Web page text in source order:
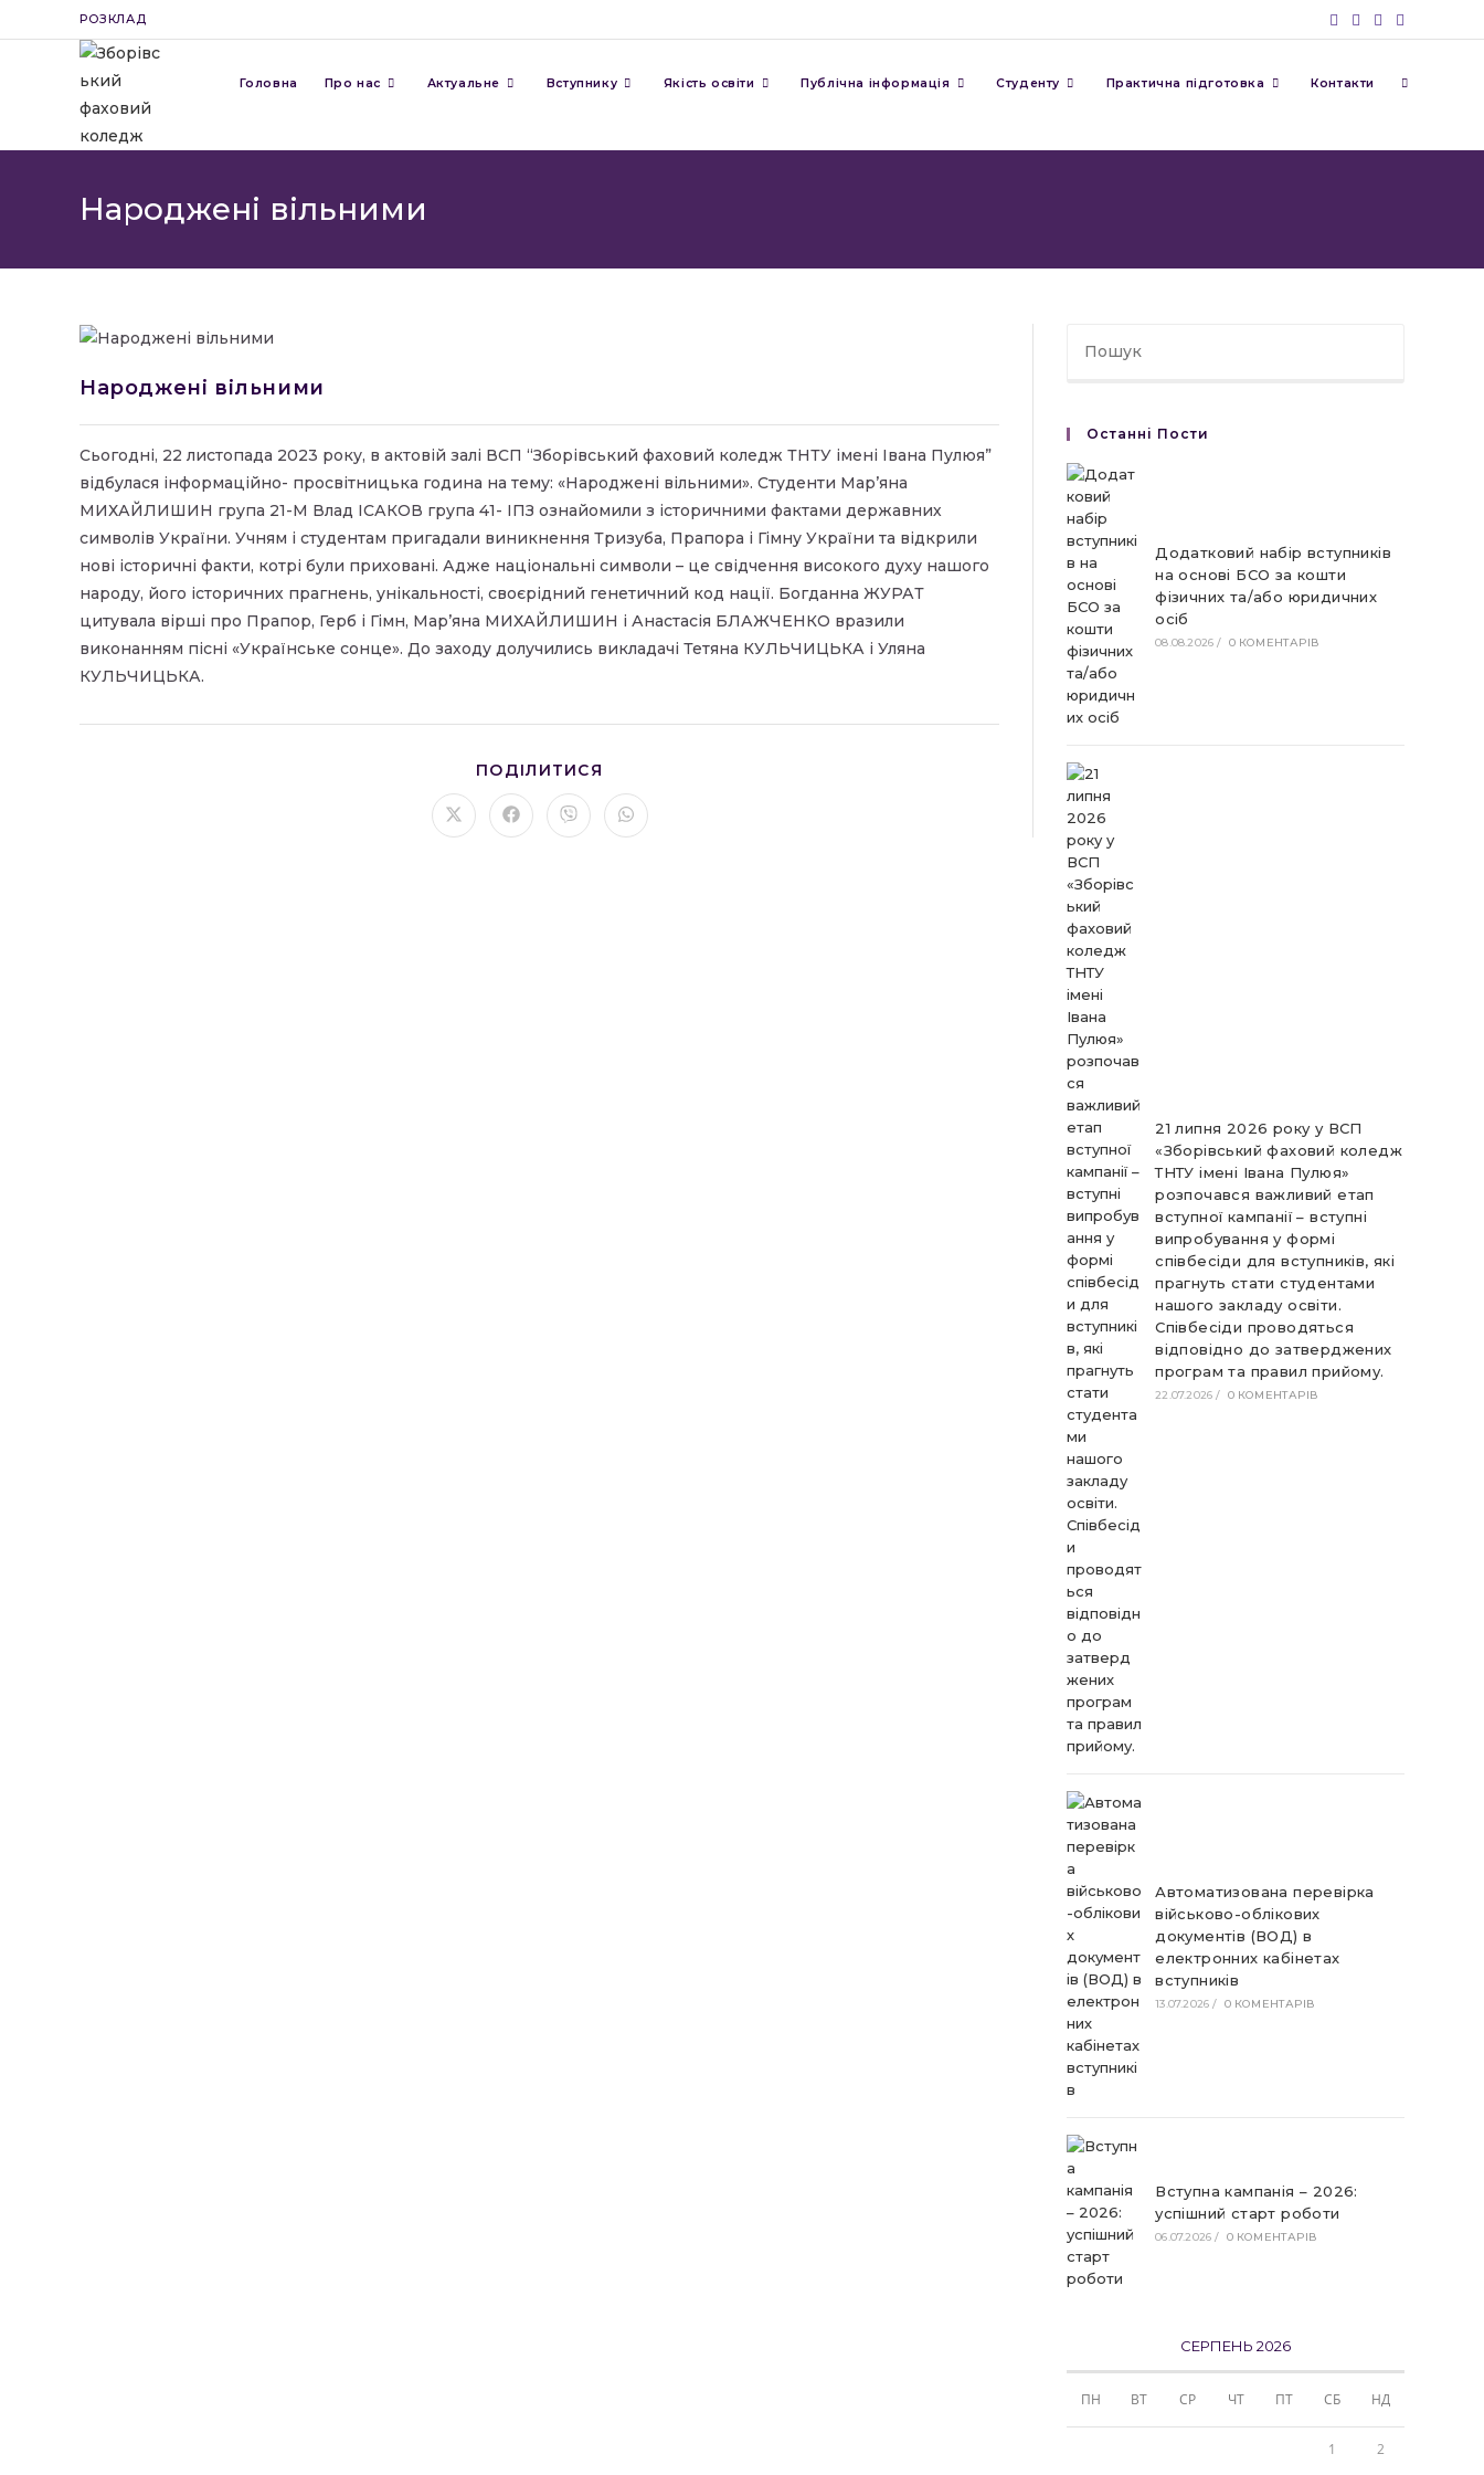
до
РОЗКЛАД
Головна Про нас Актуальне Вступнику Якість освіти Публічна інформація Студенту Практична підготовка Контакти
Народжені вільними
Народжені вільними
Сьогодні, 22 листопада 2023 року, в актовій залі ВСП “Зборівський фаховий коледж ТНТУ імені Івана Пулюя”
відбулася інформаційно- просвітницька година на тему: «Народжені вільними». Студенти Марʼяна
МИХАЙЛИШИН група 21-М Влад ІСАКОВ група 41- ІПЗ ознайомили з історичними фактами державних
символів України. Учням і студентам пригадали виникнення Тризуба, Прапора і Гімну України та відкрили
нові історичні факти, котрі були приховані. Адже національні символи – це свідчення високого духу нашого
народу, його історичних прагнень, унікальності, своєрідний генетичний код нації. Богданна ЖУРАТ
цитувала вірші про Прапор, Герб і Гімн, Марʼяна МИХАЙЛИШИН і Анастасія БЛАЖЧЕНКО вразили
виконанням пісні «Українське сонце». До заходу долучились викладачі Тетяна КУЛЬЧИЦЬКА і Уляна
КУЛЬЧИЦЬКА.
ПОДІЛИТИСЯ
ЦИМ
ВМІСТОМ
Відкрити
в
Відкрити
в
Відкрити
в
Відкрити
в
Останні Пости
Додатковий набір вступників
на основі БСО за кошти
фізичних та/або юридичних
осіб
08.08.2026 / 0 КОМЕНТАРІВ
21 липня 2026 року у ВСП
«Зборівський фаховий коледж
ТНТУ імені Івана Пулюя»
розпочався важливий етап
вступної кампанії – вступні
випробування у формі
співбесіди для вступників, які
прагнуть стати студентами
нашого закладу освіти.
Співбесіди проводяться
відповідно до затверджених
програм та правил прийому.
22.07.2026 / 0 КОМЕНТАРІВ
Автоматизована перевірка
військово-облікових
документів (ВОД) в
електронних кабінетах
вступників
13.07.2026 / 0 КОМЕНТАРІВ
Вступна кампанія – 2026:
успішний старт роботи
06.07.2026 / 0 КОМЕНТАРІВ
СЕРПЕНЬ 2026
ПН ВТ СР ЧТ ПТ СБ НД
1 2